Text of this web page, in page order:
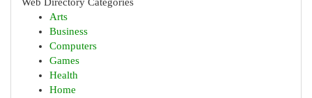
Arts
Business
Computers
Games
Health
Home